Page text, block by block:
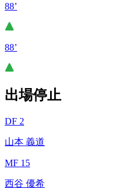
88’
88’
出場停止
DF 2
山本 義道
MF 15
西谷 優希